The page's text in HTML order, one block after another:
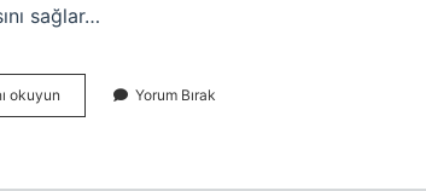
sağlar…
okuyun Çadırdan
Çıkan
Yorum Bırak